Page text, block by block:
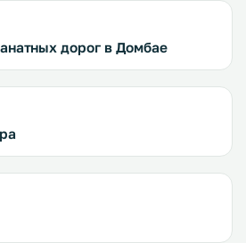
дорог в Домбае